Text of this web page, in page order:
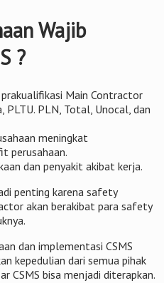
Wajib
?
Main Contractor
PLTU. PLN, Total, Unocal, dan
meningkat
perusahaan.
dan penyakit akibat kerja.
penting karena safety
akan berakibat para safety
dan implementasi CSMS
kepedulian dari semua pihak
CSMS bisa menjadi diterapkan.